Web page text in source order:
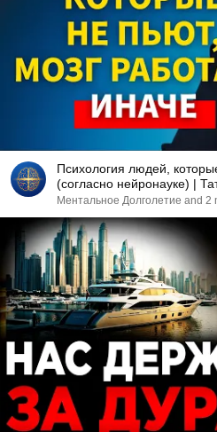
Психология людей,
(согласно нейронауке) |
Ментальное Долголетие and 2